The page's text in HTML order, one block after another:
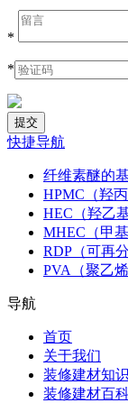
*
*
快捷导航
纤维素醚的
HPMC（羟
HEC（羟乙
MHEC（甲
RDP（可再
PVA（聚乙烯
导航
首页
关于我们
装修建材知识
装修建材百